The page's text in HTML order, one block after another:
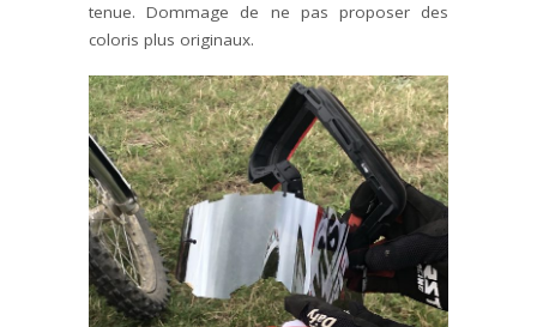
tenue. Dommage de ne pas proposer des
coloris plus originaux.